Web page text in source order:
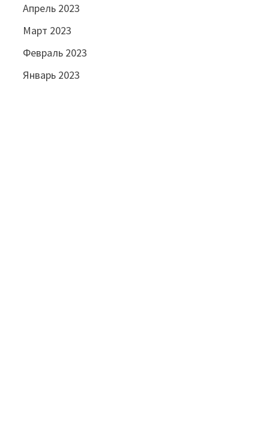
Апрель 2023
Март 2023
Февраль 2023
Январь 2023